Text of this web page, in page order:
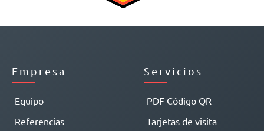
Empresa
Equipo
Referencias
Servicios
PDF Código QR
Tarjetas de visita